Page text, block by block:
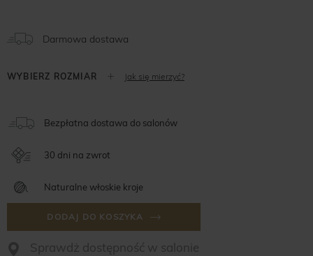
Darmowa dostawa
Jak się mierzyć?
Bezpłatna dostawa do salonów
30 dni na zwrot
Naturalne włoskie kroje
DODAJ DO KOSZYKA
Sprawdż dostępność w salonie